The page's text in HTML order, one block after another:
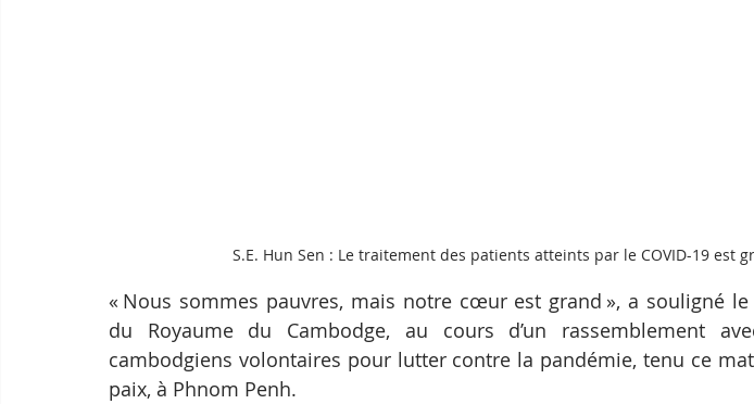
S.E. Hun Sen : Le traitement des patients atteints par le COVID-19 est
« Nous sommes pauvres, mais notre cœur est grand », a souligné
du Royaume du Cambodge, au cours d’un rassemblement
cambodgiens volontaires pour lutter contre la pandémie, tenu ce
paix, à Phnom Penh.